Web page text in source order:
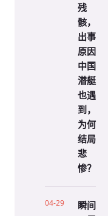
残
骸，
出事
原因
中国
潜艇
也遇
到，
为何
结局
悲
惨？
04-29
瞬间